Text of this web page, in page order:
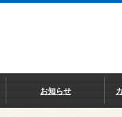
お知らせ